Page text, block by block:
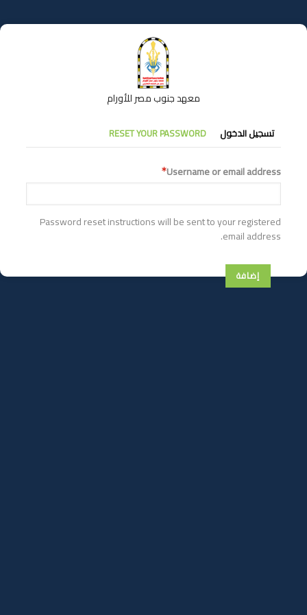
إلى
المحتوى
معهد جنوب مصر للأورام
التبويبات
الأساسية
تسجيل الدخول RESET YOUR PASSWORD
Username or email address
Password reset instructions will be sent to your registered
email address.